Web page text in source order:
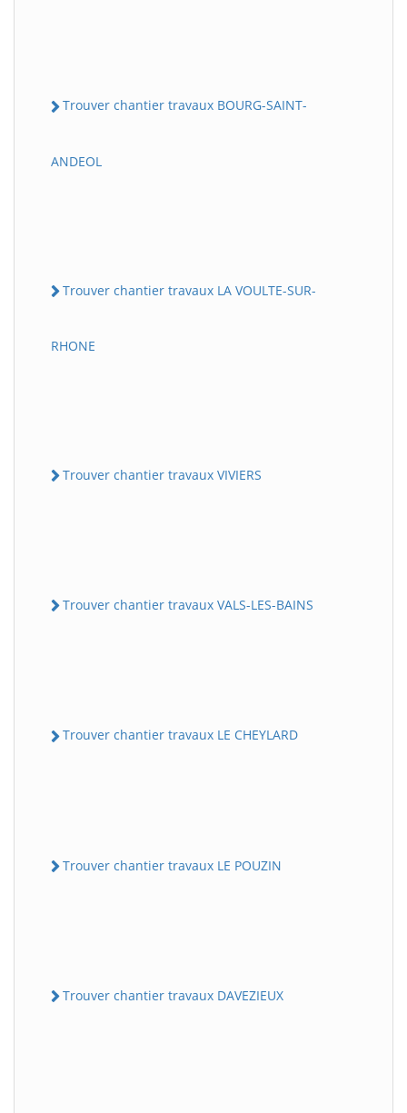
Trouver chantier travaux BOURG-SAINT-
ANDEOL
Trouver chantier travaux LA VOULTE-SUR-
RHONE
Trouver chantier travaux VIVIERS
Trouver chantier travaux VALS-LES-BAINS
Trouver chantier travaux LE CHEYLARD
Trouver chantier travaux LE POUZIN
Trouver chantier travaux DAVEZIEUX